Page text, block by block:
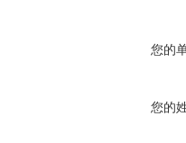
您的
您的